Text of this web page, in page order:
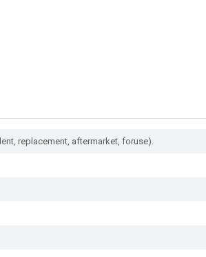
replacement, aftermarket, foruse).